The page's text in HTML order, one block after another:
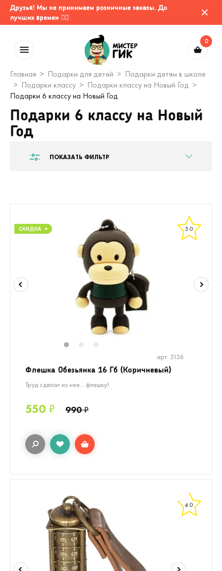
Друзья! Мы не принимаем розничные заказы. До
лучших времен 🤷‍♂️
0
Главная Подарки для детей
Подарки детям в школе
Подарки классу
Подарки классу на Новый Год
Подарки 6 классу на Новый Год
Подарки 6 классу на Новый
Год
ПОКАЗАТЬ ФИЛЬТР
5.0
арт. 5136
Флешка Обезьянка 16 Гб (Коричневый)
Труд сделал из нее... флешку!
550 ₽ 990₽
4.0